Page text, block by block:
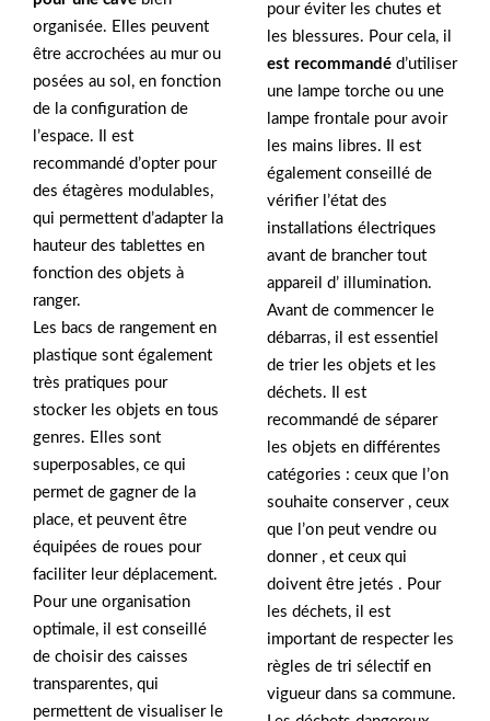
organisée. Elles peuvent
être accrochées au mur ou
posées au sol, en fonction
de la configuration de
l’espace. Il est
recommandé d’opter pour
des étagères modulables,
qui permettent d’adapter la
hauteur des tablettes en
fonction des objets à
ranger.
Les bacs de rangement en
plastique sont également
très pratiques pour
stocker les objets en tous
genres. Elles sont
superposables, ce qui
permet de gagner de la
place, et peuvent être
équipées de roues pour
faciliter leur déplacement.
Pour une organisation
optimale, il est conseillé
de choisir des caisses
transparentes, qui
permettent de visualiser le
pour éviter les chutes et
les blessures. Pour cela, il
est recommandé d’utiliser
une lampe torche ou une
lampe frontale pour avoir
les mains libres. Il est
également conseillé de
vérifier l’état des
installations électriques
avant de brancher tout
appareil d’ illumination.
Avant de commencer le
débarras, il est essentiel
de trier les objets et les
déchets. Il est
recommandé de séparer
les objets en différentes
catégories : ceux que l’on
souhaite conserver , ceux
que l’on peut vendre ou
donner , et ceux qui
doivent être jetés . Pour
les déchets, il est
important de respecter les
règles de tri sélectif en
vigueur dans sa commune.